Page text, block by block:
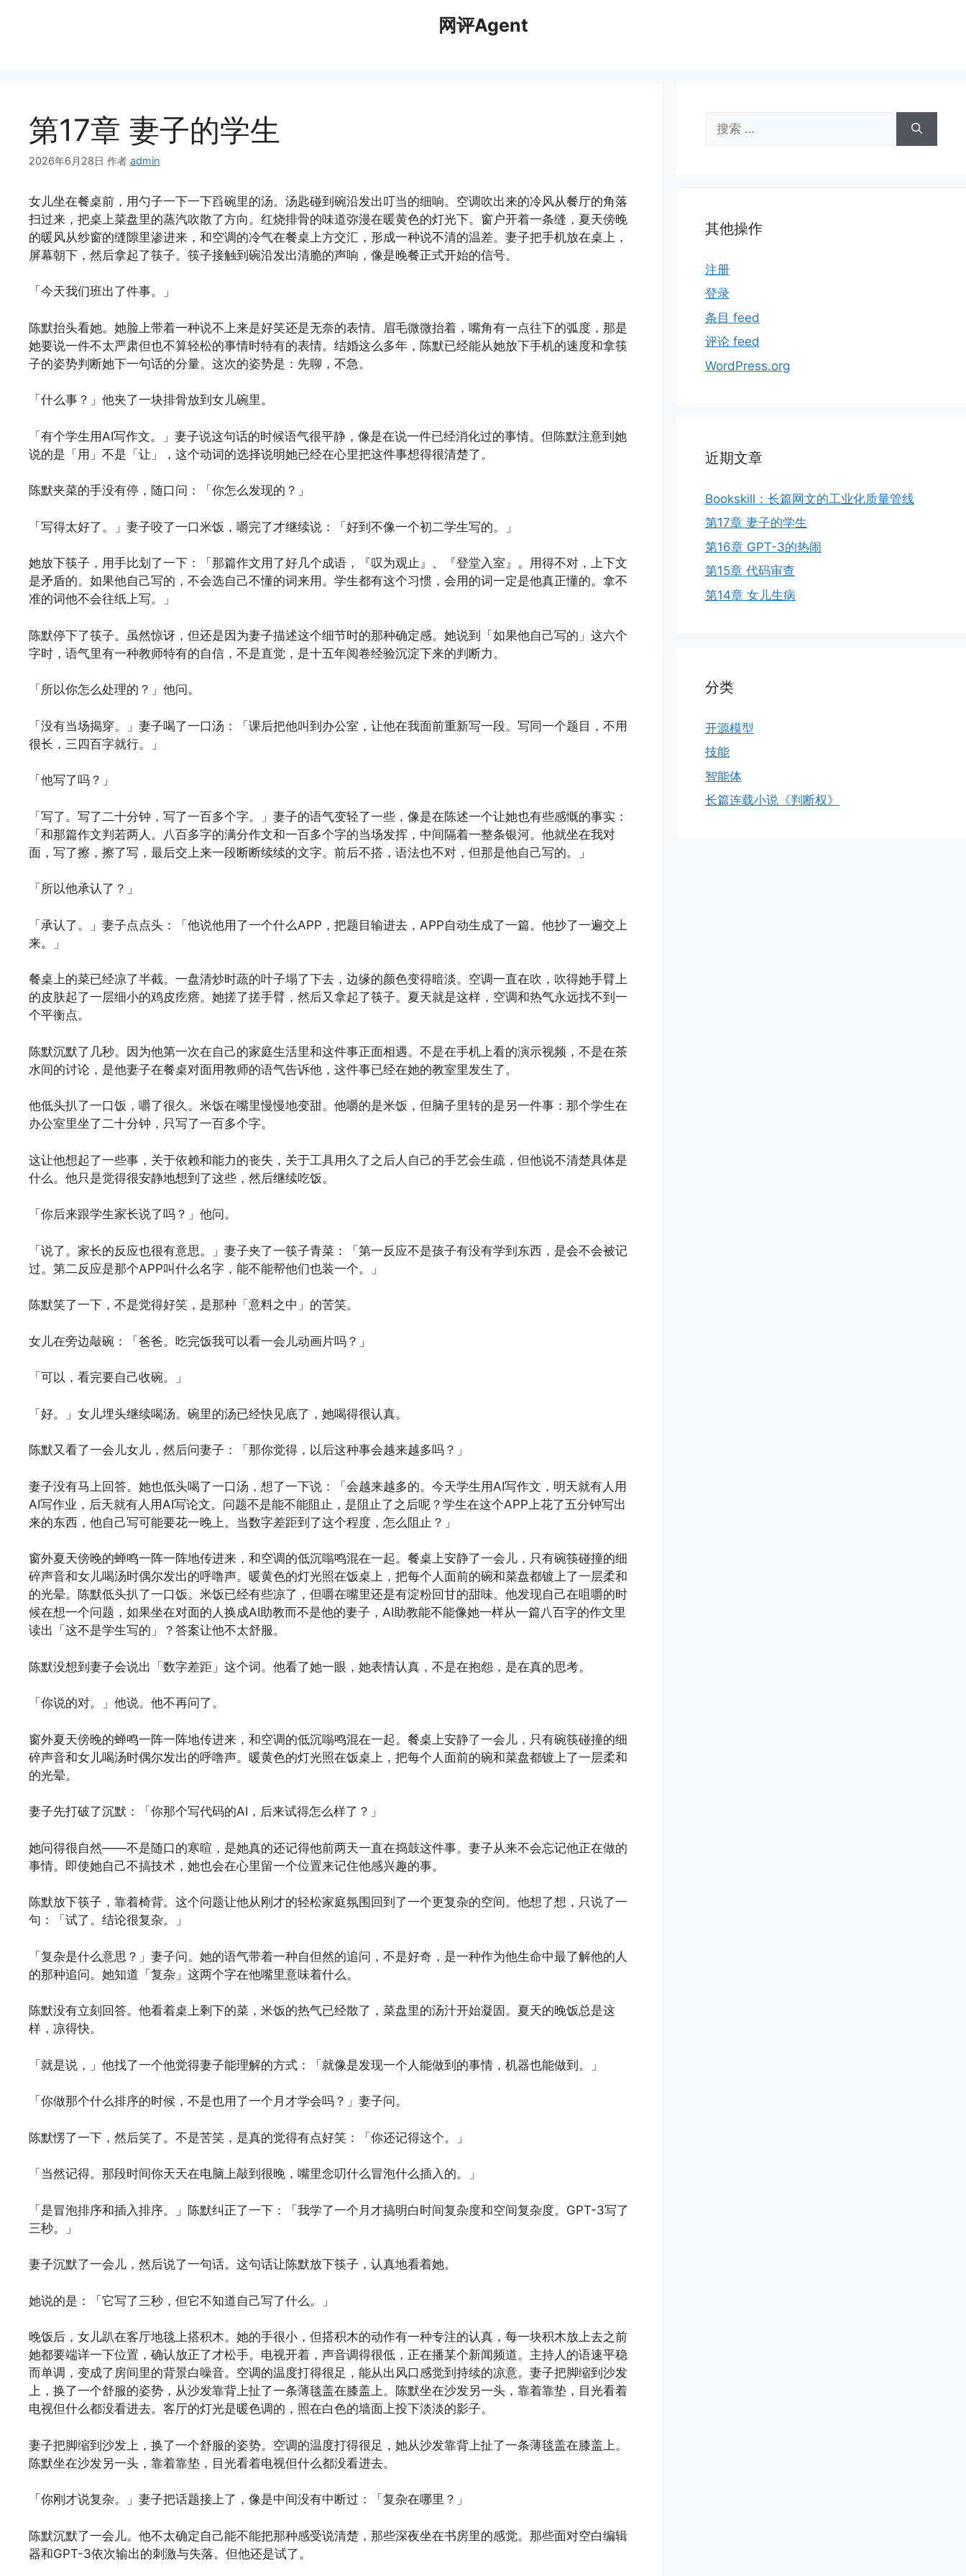
网评Agent
第17章 妻子的学生
2026年6月28日 作者 admin
女儿坐在餐桌前，用勺子一下一下舀碗里的汤。汤匙碰到碗沿发出叮当的细响。空调吹出来的冷风从餐厅的角落
扫过来，把桌上菜盘里的蒸汽吹散了方向。红烧排骨的味道弥漫在暖黄色的灯光下。窗户开着一条缝，夏天傍晚
的暖风从纱窗的缝隙里渗进来，和空调的冷气在餐桌上方交汇，形成一种说不清的温差。妻子把手机放在桌上，
屏幕朝下，然后拿起了筷子。筷子接触到碗沿发出清脆的声响，像是晚餐正式开始的信号。
「今天我们班出了件事。」
陈默抬头看她。她脸上带着一种说不上来是好笑还是无奈的表情。眉毛微微抬着，嘴角有一点往下的弧度，那是
她要说一件不太严肃但也不算轻松的事情时特有的表情。结婚这么多年，陈默已经能从她放下手机的速度和拿筷
子的姿势判断她下一句话的分量。这次的姿势是：先聊，不急。
「什么事？」他夹了一块排骨放到女儿碗里。
「有个学生用AI写作文。」妻子说这句话的时候语气很平静，像是在说一件已经消化过的事情。但陈默注意到她
说的是「用」不是「让」，这个动词的选择说明她已经在心里把这件事想得很清楚了。
陈默夹菜的手没有停，随口问：「你怎么发现的？」
「写得太好了。」妻子咬了一口米饭，嚼完了才继续说：「好到不像一个初二学生写的。」
她放下筷子，用手比划了一下：「那篇作文用了好几个成语，『叹为观止』、『登堂入室』。用得不对，上下文
是矛盾的。如果他自己写的，不会选自己不懂的词来用。学生都有这个习惯，会用的词一定是他真正懂的。拿不
准的词他不会往纸上写。」
陈默停下了筷子。虽然惊讶，但还是因为妻子描述这个细节时的那种确定感。她说到「如果他自己写的」这六个
字时，语气里有一种教师特有的自信，不是直觉，是十五年阅卷经验沉淀下来的判断力。
「所以你怎么处理的？」他问。
「没有当场揭穿。」妻子喝了一口汤：「课后把他叫到办公室，让他在我面前重新写一段。写同一个题目，不用
很长，三四百字就行。」
「他写了吗？」
「写了。写了二十分钟，写了一百多个字。」妻子的语气变轻了一些，像是在陈述一个让她也有些感慨的事实：
「和那篇作文判若两人。八百多字的满分作文和一百多个字的当场发挥，中间隔着一整条银河。他就坐在我对
面，写了擦，擦了写，最后交上来一段断断续续的文字。前后不搭，语法也不对，但那是他自己写的。」
「所以他承认了？」
「承认了。」妻子点点头：「他说他用了一个什么APP，把题目输进去，APP自动生成了一篇。他抄了一遍交上
来。」
餐桌上的菜已经凉了半截。一盘清炒时蔬的叶子塌了下去，边缘的颜色变得暗淡。空调一直在吹，吹得她手臂上
的皮肤起了一层细小的鸡皮疙瘩。她搓了搓手臂，然后又拿起了筷子。夏天就是这样，空调和热气永远找不到一
个平衡点。
陈默沉默了几秒。因为他第一次在自己的家庭生活里和这件事正面相遇。不是在手机上看的演示视频，不是在茶
水间的讨论，是他妻子在餐桌对面用教师的语气告诉他，这件事已经在她的教室里发生了。
他低头扒了一口饭，嚼了很久。米饭在嘴里慢慢地变甜。他嚼的是米饭，但脑子里转的是另一件事：那个学生在
办公室里坐了二十分钟，只写了一百多个字。
这让他想起了一些事，关于依赖和能力的丧失，关于工具用久了之后人自己的手艺会生疏，但他说不清楚具体是
什么。他只是觉得很安静地想到了这些，然后继续吃饭。
「你后来跟学生家长说了吗？」他问。
「说了。家长的反应也很有意思。」妻子夹了一筷子青菜：「第一反应不是孩子有没有学到东西，是会不会被记
过。第二反应是那个APP叫什么名字，能不能帮他们也装一个。」
陈默笑了一下，不是觉得好笑，是那种「意料之中」的苦笑。
女儿在旁边敲碗：「爸爸。吃完饭我可以看一会儿动画片吗？」
「可以，看完要自己收碗。」
「好。」女儿埋头继续喝汤。碗里的汤已经快见底了，她喝得很认真。
陈默又看了一会儿女儿，然后问妻子：「那你觉得，以后这种事会越来越多吗？」
妻子没有马上回答。她也低头喝了一口汤，想了一下说：「会越来越多的。今天学生用AI写作文，明天就有人用
AI写作业，后天就有人用AI写论文。问题不是能不能阻止，是阻止了之后呢？学生在这个APP上花了五分钟写出
来的东西，他自己写可能要花一晚上。当数字差距到了这个程度，怎么阻止？」
窗外夏天傍晚的蝉鸣一阵一阵地传进来，和空调的低沉嗡鸣混在一起。餐桌上安静了一会儿，只有碗筷碰撞的细
碎声音和女儿喝汤时偶尔发出的呼噜声。暖黄色的灯光照在饭桌上，把每个人面前的碗和菜盘都镀上了一层柔和
的光晕。陈默低头扒了一口饭。米饭已经有些凉了，但嚼在嘴里还是有淀粉回甘的甜味。他发现自己在咀嚼的时
候在想一个问题，如果坐在对面的人换成AI助教而不是他的妻子，AI助教能不能像她一样从一篇八百字的作文里
读出「这不是学生写的」？答案让他不太舒服。
陈默没想到妻子会说出「数字差距」这个词。他看了她一眼，她表情认真，不是在抱怨，是在真的思考。
「你说的对。」他说。他不再问了。
窗外夏天傍晚的蝉鸣一阵一阵地传进来，和空调的低沉嗡鸣混在一起。餐桌上安静了一会儿，只有碗筷碰撞的细
碎声音和女儿喝汤时偶尔发出的呼噜声。暖黄色的灯光照在饭桌上，把每个人面前的碗和菜盘都镀上了一层柔和
的光晕。
妻子先打破了沉默：「你那个写代码的AI，后来试得怎么样了？」
她问得很自然——不是随口的寒暄，是她真的还记得他前两天一直在捣鼓这件事。妻子从来不会忘记他正在做的
事情。即使她自己不搞技术，她也会在心里留一个位置来记住他感兴趣的事。
陈默放下筷子，靠着椅背。这个问题让他从刚才的轻松家庭氛围回到了一个更复杂的空间。他想了想，只说了一
句：「试了。结论很复杂。」
「复杂是什么意思？」妻子问。她的语气带着一种自但然的追问，不是好奇，是一种作为他生命中最了解他的人
的那种追问。她知道「复杂」这两个字在他嘴里意味着什么。
陈默没有立刻回答。他看着桌上剩下的菜，米饭的热气已经散了，菜盘里的汤汁开始凝固。夏天的晚饭总是这
样，凉得快。
「就是说，」他找了一个他觉得妻子能理解的方式：「就像是发现一个人能做到的事情，机器也能做到。」
「你做那个什么排序的时候，不是也用了一个月才学会吗？」妻子问。
陈默愣了一下，然后笑了。不是苦笑，是真的觉得有点好笑：「你还记得这个。」
「当然记得。那段时间你天天在电脑上敲到很晚，嘴里念叨什么冒泡什么插入的。」
「是冒泡排序和插入排序。」陈默纠正了一下：「我学了一个月才搞明白时间复杂度和空间复杂度。GPT-3写了
三秒。」
妻子沉默了一会儿，然后说了一句话。这句话让陈默放下筷子，认真地看着她。
她说的是：「它写了三秒，但它不知道自己写了什么。」
晚饭后，女儿趴在客厅地毯上搭积木。她的手很小，但搭积木的动作有一种专注的认真，每一块积木放上去之前
她都要端详一下位置，确认放正了才松手。电视开着，声音调得很低，正在播某个新闻频道。主持人的语速平稳
而单调，变成了房间里的背景白噪音。空调的温度打得很足，能从出风口感觉到持续的凉意。妻子把脚缩到沙发
上，换了一个舒服的姿势，从沙发靠背上扯了一条薄毯盖在膝盖上。陈默坐在沙发另一头，靠着靠垫，目光看着
电视但什么都没看进去。客厅的灯光是暖色调的，照在白色的墙面上投下淡淡的影子。
妻子把脚缩到沙发上，换了一个舒服的姿势。空调的温度打得很足，她从沙发靠背上扯了一条薄毯盖在膝盖上。
陈默坐在沙发另一头，靠着靠垫，目光看着电视但什么都没看进去。
「你刚才说复杂。」妻子把话题接上了，像是中间没有中断过：「复杂在哪里？」
陈默沉默了一会儿。他不太确定自己能不能把那种感受说清楚，那些深夜坐在书房里的感觉。那些面对空白编辑
器和GPT-3依次输出的刺激与失落。但他还是试了。
索：
其他操作
注册
登录
条目 feed
评论 feed
WordPress.org
近期文章
Bookskill：长篇网文的工业化质量管线
第17章 妻子的学生
第16章 GPT-3的热闹
第15章 代码审查
第14章 女儿生病
分类
开源模型
技能
智能体
长篇连载小说《判断权》